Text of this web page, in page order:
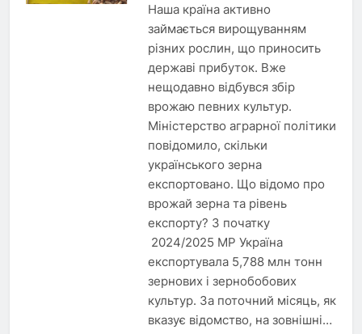
Наша країна активно
займається вирощуванням
різних рослин, що приносить
державі прибуток. Вже
нещодавно відбувся збір
врожаю певних культур.
Міністерство аграрної політики
повідомило, скільки
українського зерна
експортовано. Що відомо про
врожай зерна та рівень
експорту? З початку
2024/2025 МР Україна
експортувала 5,788 млн тонн
зернових і зернобобових
культур. За поточний місяць, як
вказує відомство, на зовнішні…